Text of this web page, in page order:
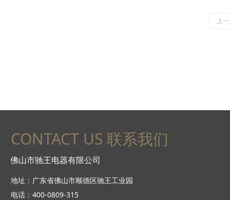
上
CONTACT US 联系我们
地址：广东省佛山市顺德区驰王工业园
电话：400-0809-315
佛山市驰王电器有限公司